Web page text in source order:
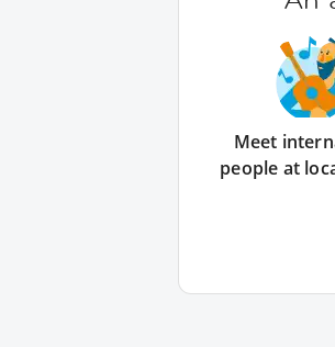
Meet
people at